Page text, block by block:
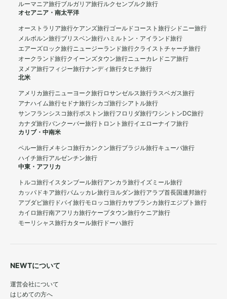
ルーマニア旅行ブルガリア旅行ルクセンブルク旅行
オセアニア・南太平洋
オーストラリア旅行ケアンズ旅行ゴールドコースト旅行シドニー旅行
メルボルン旅行ブリスベン旅行ハミルトン・アイランド旅行
エアーズロック旅行ニュージーランド旅行クライストチャーチ旅行
オークランド旅行クイーンズタウン旅行ニューカレドニア旅行
ヌメア旅行フィジー旅行ナンディ旅行タヒチ旅行
北米
アメリカ旅行ニューヨーク旅行ロサンゼルス旅行ラスベガス旅行
アナハイム旅行セドナ旅行シカゴ旅行シアトル旅行
サンフランシスコ旅行ボストン旅行フロリダ旅行ワシントンDC旅行
カナダ旅行バンクーバー旅行 トロント旅行イエローナイフ旅行
カリブ・中南米
ペルー旅行メキシコ旅行カンクン旅行ブラジル旅行キューバ旅行
ハイチ旅行アルゼンチン旅行
中東・アフリカ
トルコ旅行イスタンブール旅行アンカラ旅行イズミール旅行
カッパドキア旅行パムッカレ旅行ヨルダン旅行アラブ首長国連邦旅行
アブダビ旅行 ドバイ旅行モロッコ旅行カサブランカ旅行エジプト旅行
カイロ旅行南アフリカ旅行ケープタウン旅行ケニア旅行
モーリシャス旅行カタール旅行 ドーハ旅行
NEWTについて
運営会社について
はじめての方へ